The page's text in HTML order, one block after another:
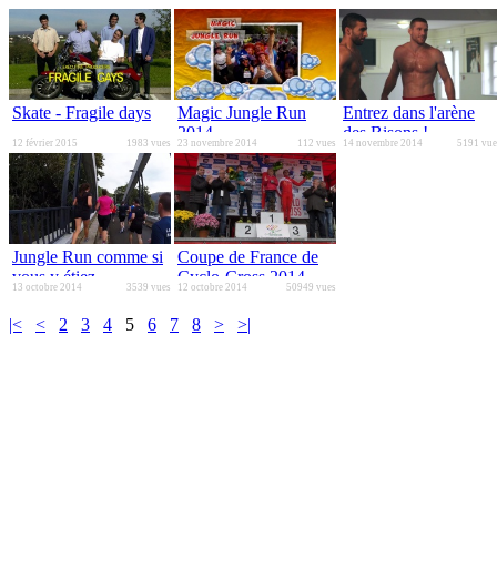
Skate - Fragile days
12 février 2015 1983 vues
Magic Jungle Run
2014
23 novembre 2014 112 vues
Entrez dans l'arène
des Bisons !
14 novembre 2014 5191
Jungle Run comme si
vous y étiez
13 octobre 2014 3539 vues
Coupe de France de
Cyclo-Cross 2014
catégorie Elites
12 octobre 2014 50949 vues
|< < 2 3 4 5 6 7 8 > >|